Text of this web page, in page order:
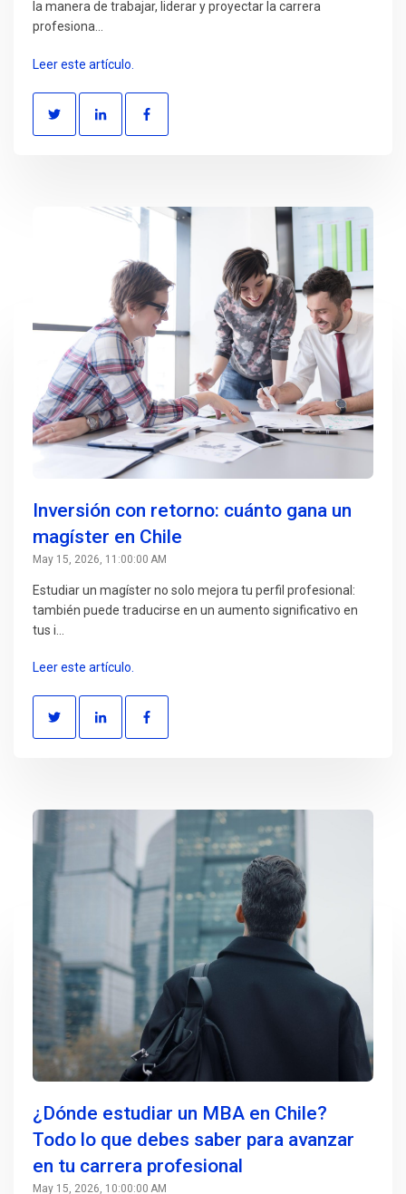
la manera de trabajar, liderar y proyectar la carrera
profesiona...
Leer este artículo.
Inversión con retorno: cuánto gana un
magíster en Chile
May 15, 2026, 11:00:00 AM
Estudiar un magíster no solo mejora tu perfil profesional:
también puede traducirse en un aumento significativo en
tus i...
Leer este artículo.
¿Dónde estudiar un MBA en Chile?
Todo lo que debes saber para avanzar
en tu carrera profesional
May 15, 2026, 10:00:00 AM